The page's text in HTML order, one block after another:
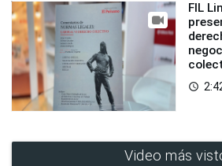
FIL
access_time
Video más